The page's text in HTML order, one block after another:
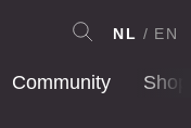
Community Shop
NL EN